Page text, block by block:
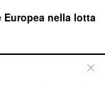
Europea nella lotta